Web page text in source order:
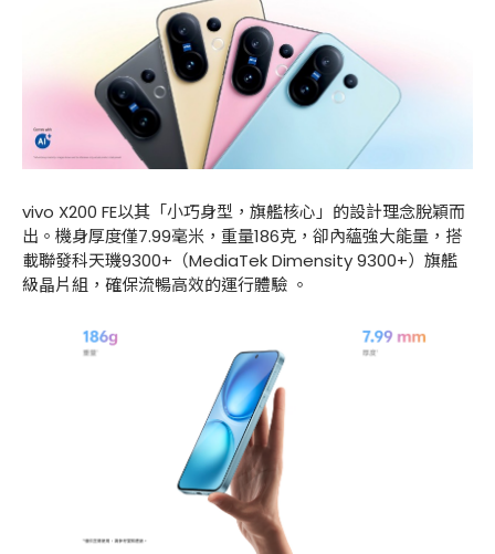
vivo X200 FE以其「小巧身型，旗艦核心」的設計理念脫穎而
出。機身厚度僅7.99毫米，重量186克，卻內蘊強大能量，搭
載聯發科天璣9300+（MediaTek Dimensity 9300+）旗艦
級晶片組，確保流暢高效的運行體驗 。